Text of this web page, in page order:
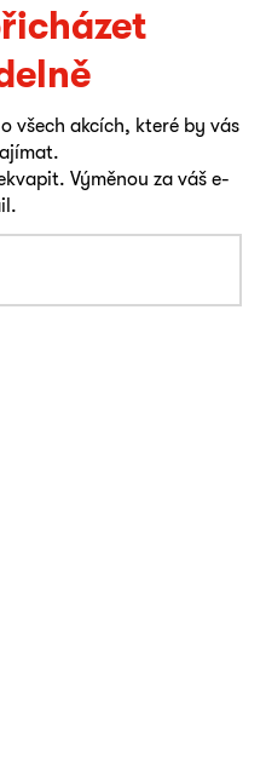
všech akcích, které by vás
Výměnou za váš e-